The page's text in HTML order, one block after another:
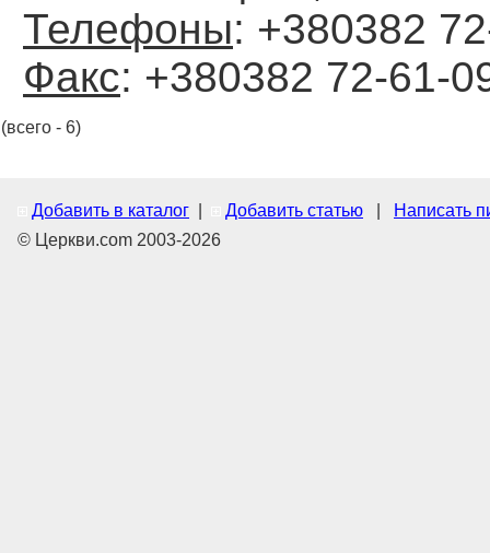
Телефоны: +380382
Факс: +380382 72-61-
(всего - 6)
Добавить в каталог Добавить статью
Написать
© Церкви.com 2003-2026